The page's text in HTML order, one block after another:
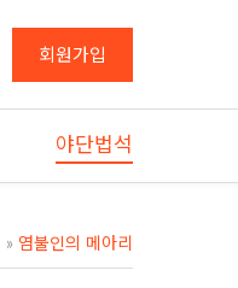
회원가입
야단법석
» 염불인의 메아리